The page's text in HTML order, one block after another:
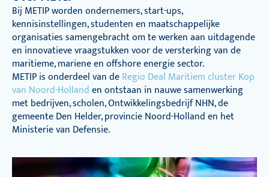
Bij METIP worden ondernemers, start-ups,
kennisinstellingen, studenten en maatschappelijke
organisaties samengebracht om te werken aan uitdagende
en innovatieve vraagstukken voor de versterking van de
maritieme, mariene en offshore energie sector.
METIP is onderdeel van deRegio Deal Maritiem cluster Kop
van Noord-Hollanden ontstaan in nauwe samenwerking
met bedrijven, scholen, Ontwikkelingsbedrijf NHN, de
gemeente Den Helder, provincie Noord-Holland en het
Ministerie van Defensie.